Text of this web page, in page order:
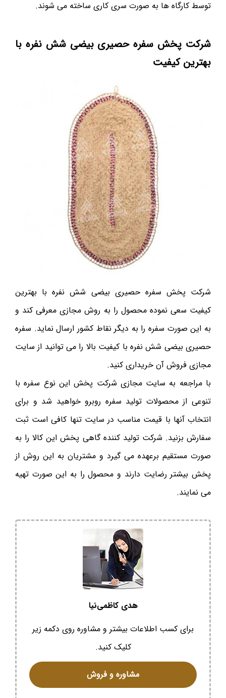
توسط کارگاه ها به صورت سری کاری ساخته می شوند.
شرکت پخش سفره حصیری بیضی شش نفره با
بهترین کیفیت
شرکت پخش سفره حصیری بیضی شش نفره با بهترین
کیفیت سعی نموده محصول را به روش مجازی معرفی کند و
به این صورت سفره را به دیگر نقاط کشور ارسال نماید. سفره
حصیری بیضی شش نفره با کیفیت بالا را می توانید از سایت
مجازی فروش آن خریداری کنید.
با مراجعه به سایت مجازی شرکت پخش این نوع سفره با
تنوعی از محصولات تولید سفره روبرو خواهید شد و برای
انتخاب آنها با قیمت مناسب در سایت تنها کافی است ثبت
سفارش بزنید. شرکت تولید کننده گاهی پخش این کالا را به
صورت مستقیم برعهده می گیرد و مشتریان به این روش از
پخش بیشتر رضایت دارند و محصول را به این صورت تهیه
می نمایند.
هدی کاظمی‌نیا
برای کسب اطلاعات بیشتر و مشاوره روی دکمه زیر
کلیک کنید.
مشاوره و فروش